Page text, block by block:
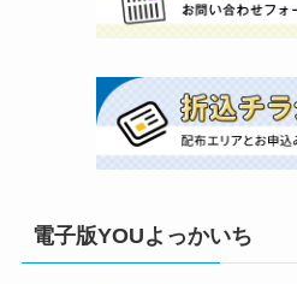
電子版YOUよっかいち